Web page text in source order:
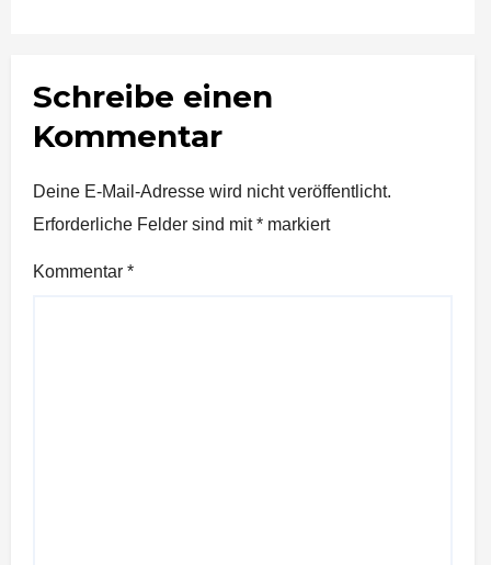
Schreibe einen
Kommentar
Deine E-Mail-Adresse wird nicht veröffentlicht.
Erforderliche Felder sind mit* markiert
Kommentar *